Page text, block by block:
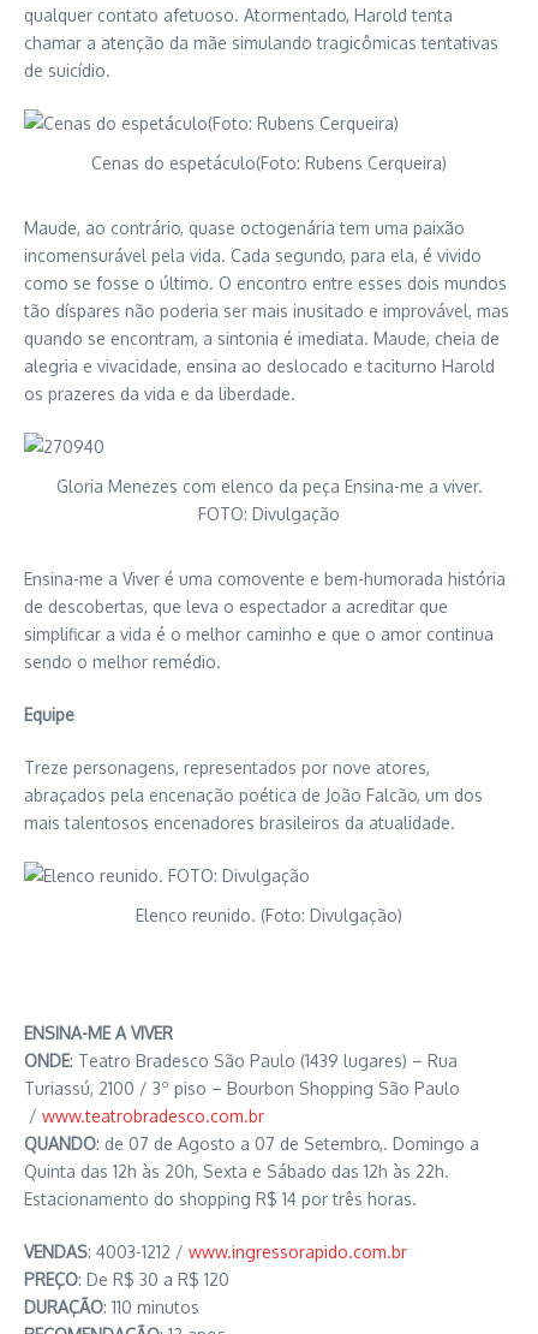
qualquer contato afetuoso. Atormentado, Harold tenta
chamar a atenção da mãe simulando tragicômicas tentativas
de suicídio.
Cenas do espetáculo(Foto: Rubens Cerqueira)
Maude, ao contrário, quase octogenária tem uma paixão
incomensurável pela vida. Cada segundo, para ela, é vivido
como se fosse o último. O encontro entre esses dois mundos
tão díspares não poderia ser mais inusitado e improvável, mas
quando se encontram, a sintonia é imediata. Maude, cheia de
alegria e vivacidade, ensina ao deslocado e taciturno Harold
os prazeres da vida e da liberdade.
Gloria Menezes com elenco da peça Ensina-me a viver.
FOTO: Divulgação
Ensina-me a Viver é uma comovente e bem-humorada história
de descobertas, que leva o espectador a acreditar que
simplificar a vida é o melhor caminho e que o amor continua
sendo o melhor remédio.
Equipe
Treze personagens, representados por nove atores,
abraçados pela encenação poética de João Falcão, um dos
mais talentosos encenadores brasileiros da atualidade.
Elenco reunido. (Foto: Divulgação)
ENSINA-ME A VIVER
ONDE: Teatro Bradesco São Paulo (1439 lugares) – Rua
Turiassú, 2100 / 3º piso – Bourbon Shopping São Paulo
/ www.teatrobradesco.com.br
QUANDO: de 07 de Agosto a 07 de Setembro,. Domingo a
Quinta das 12h às 20h, Sexta e Sábado das 12h às 22h.
Estacionamento do shopping R$ 14 por três horas.
VENDAS: 4003-1212 / www.ingressorapido.com.br
PREÇO: De R$ 30 a R$ 120
DURAÇÃO: 110 minutos